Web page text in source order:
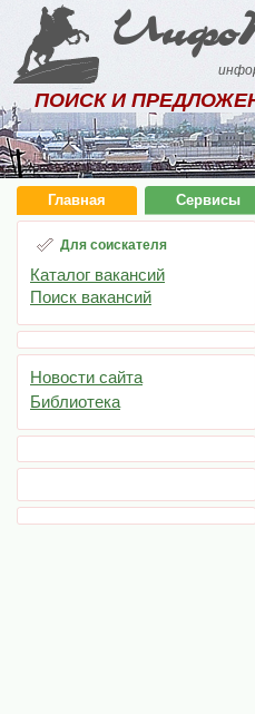
ПОИСК И
Главная Сервисы
Для соискателя
Каталог вакансий
Поиск вакансий
Новости сайта
Библиотека